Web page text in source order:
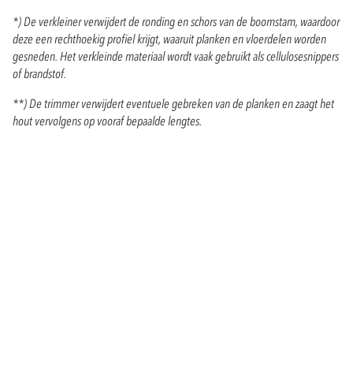
*) De verkleiner verwijdert de ronding en schors van de boomstam, waardoor
deze een rechthoekig profiel krijgt, waaruit planken en vloerdelen worden
gesneden. Het verkleinde materiaal wordt vaak gebruikt als cellulosesnippers
of brandstof.
**) De trimmer verwijdert eventuele gebreken van de planken en zaagt het
hout vervolgens op vooraf bepaalde lengtes.